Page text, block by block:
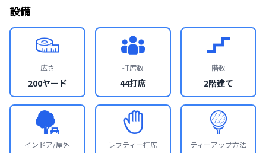
設備
広さ
200ヤード
打席数
44打席
階数
2階建て
インドア/屋外 レフティー打席 ティーアップ方法